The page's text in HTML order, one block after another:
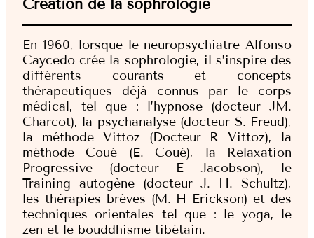
Création de la sophrologie
En 1960, lorsque le neuropsychiatre Alfonso
Caycedo crée la sophrologie, il s’inspire des
différents courants et concepts
thérapeutiques déjà connus par le corps
médical, tel que : l’hypnose (docteur JM.
Charcot), la psychanalyse (docteur S. Freud),
la méthode Vittoz (Docteur R Vittoz), la
méthode Coué (E. Coué), la Relaxation
Progressive (docteur E Jacobson), le
Training autogène (docteur J. H. Schultz),
les thérapies brèves (M. H Erickson) et des
techniques orientales tel que : le yoga, le
zen et le bouddhisme tibétain.